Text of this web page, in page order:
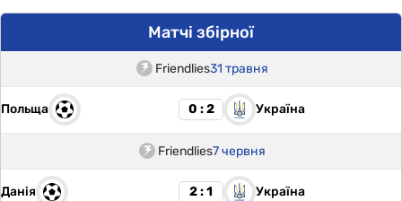
Матчі збірної
Friendlies31 травня
Польща 0 : 2 Україна
Friendlies7 червня
Данія 2 : 1 Україна